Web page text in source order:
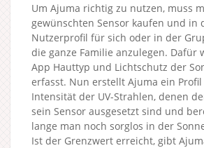
Um Ajuma richtig zu nutzen, muss
gewünschten Sensor kaufen und in
Nutzerprofil für sich oder in der
die ganze Familie anzulegen. Dafür
App Hauttyp und Lichtschutz der
erfasst. Nun erstellt Ajuma ein
Intensität der UV-Strahlen, denen
sein Sensor ausgesetzt sind und
lange man noch sorglos in der
Ist der Grenzwert erreicht, gibt